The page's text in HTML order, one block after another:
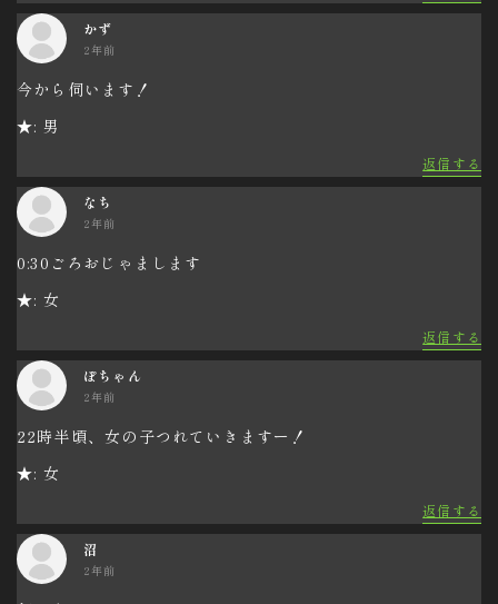
かず
2年前
今から伺います！
★: 男
返信する
なち
2年前
0:30ごろおじゃまします
★: 女
返信する
ぽちゃん
2年前
22時半頃、女の子つれていきますー！
★: 女
返信する
沼
2年前